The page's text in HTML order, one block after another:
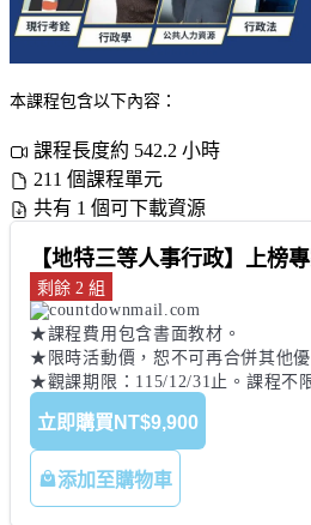
本課程包含以下內容：
課程長度約 542.2 小時
211 個課程單元
共有 1 個可下載資源
【地特三等人事行政】上榜
剩餘 2 組
★課程費用包含書面教材。
★限時活動價，恕不可再合併其他優
★觀課期限：115/12/31止。課程不
立即購買 NT$9,900
添加至購物車